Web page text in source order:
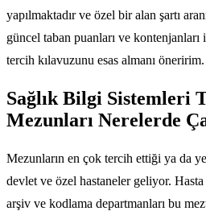
yapılmaktadır ve özel bir alan şartı
güncel taban puanları ve
tercih kılavuzunu esas almanı öneririm.
Sağlık Bilgi Sistemleri
Mezunları Nerelerde
Mezunların en çok tercih ettiği ya da
devlet ve özel hastaneler geliyor.
arşiv ve kodlama departmanları bu